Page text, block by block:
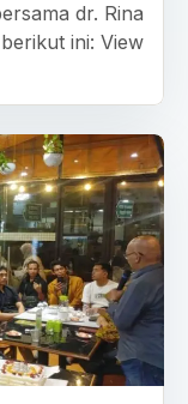
dr. Rina
ini: View